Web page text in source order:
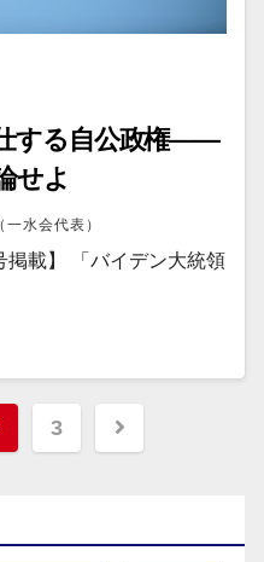
する自公政権——
せよ
水会代表）
掲載】 「バイデン大統領
3